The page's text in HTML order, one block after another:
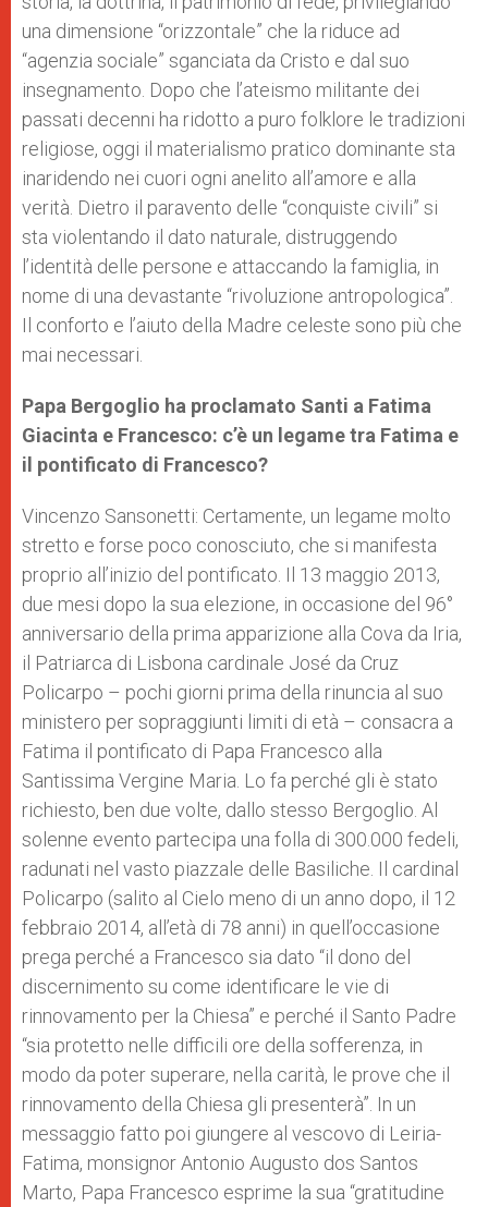
una dimensione “orizzontale” che la riduce ad
“agenzia sociale” sganciata da Cristo e dal suo
insegnamento. Dopo che l’ateismo militante dei
passati decenni ha ridotto a puro folklore le tradizioni
religiose, oggi il materialismo pratico dominante sta
inaridendo nei cuori ogni anelito all’amore e alla
verità. Dietro il paravento delle “conquiste civili” si
sta violentando il dato naturale, distruggendo
l’identità delle persone e attaccando la famiglia, in
nome di una devastante “rivoluzione antropologica”.
Il conforto e l’aiuto della Madre celeste sono più che
mai necessari.
Papa Bergoglio ha proclamato Santi a Fatima
Giacinta e Francesco: c’è un legame tra Fatima e
il pontificato di Francesco?
Vincenzo Sansonetti: Certamente, un legame molto
stretto e forse poco conosciuto, che si manifesta
proprio all’inizio del pontificato. Il 13 maggio 2013,
due mesi dopo la sua elezione, in occasione del 96°
anniversario della prima apparizione alla Cova da Iria,
il Patriarca di Lisbona cardinale José da Cruz
Policarpo – pochi giorni prima della rinuncia al suo
ministero per sopraggiunti limiti di età – consacra a
Fatima il pontificato di Papa Francesco alla
Santissima Vergine Maria. Lo fa perché gli è stato
richiesto, ben due volte, dallo stesso Bergoglio. Al
solenne evento partecipa una folla di 300.000 fedeli,
radunati nel vasto piazzale delle Basiliche. Il cardinal
Policarpo (salito al Cielo meno di un anno dopo, il 12
febbraio 2014, all’età di 78 anni) in quell’occasione
prega perché a Francesco sia dato “il dono del
discernimento su come identificare le vie di
rinnovamento per la Chiesa” e perché il Santo Padre
“sia protetto nelle difficili ore della sofferenza, in
modo da poter superare, nella carità, le prove che il
rinnovamento della Chiesa gli presenterà”. In un
messaggio fatto poi giungere al vescovo di Leiria-
Fatima, monsignor Antonio Augusto dos Santos
Marto, Papa Francesco esprime la sua “gratitudine